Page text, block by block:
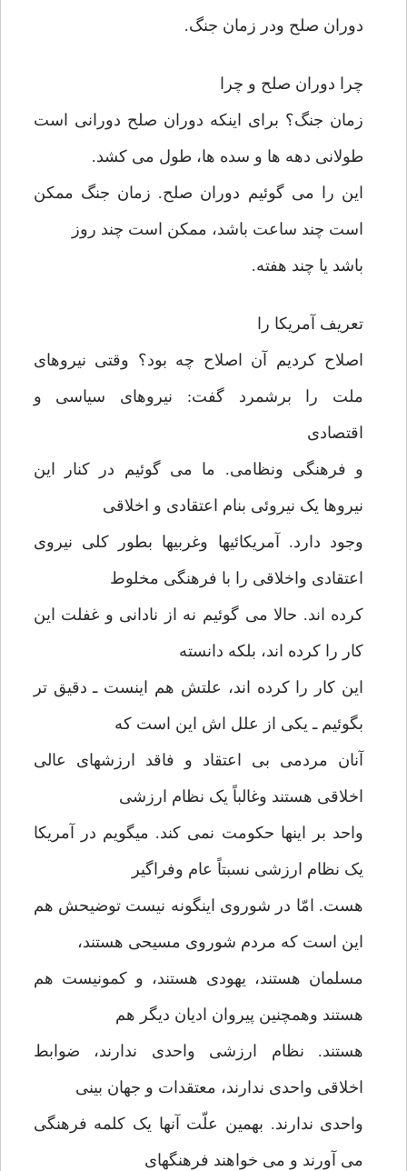
دوران صلح ودر زمان جنگ.
چرا دوران صلح و چرا
زمان جنگ؟ برای اینکه دوران صلح دورانی است
طولانی دهه ها و سده ها، طول می کشد.
این را می گوئیم دوران صلح. زمان جنگ ممکن
است چند ساعت باشد، ممکن است چند روز
باشد یا چند هفته.
تعریف آمریکا را
اصلاح کردیم آن اصلاح چه بود؟ وقتی نیروهای
ملت را برشمرد گفت: نیروهای سیاسی و
اقتصادی
و فرهنگی ونظامی. ما می گوئیم در کنار این
نیروها یک نیروئی بنام اعتقادی و اخلاقی
وجود دارد. آمریکائیها وغربیها بطور کلی نیروی
اعتقادی واخلاقی را با فرهنگی مخلوط
کرده اند. حالا می گوئیم نه از نادانی و غفلت این
کار را کرده اند، بلکه دانسته
این کار را کرده اند، علتش هم اینست ـ دقیق تر
بگوئیم ـ یکی از علل اش این است که
آنان مردمی بی اعتقاد و فاقد ارزشهای عالی
اخلاقی هستند وغالباً یک نظام ارزشی
واحد بر اینها حکومت نمی کند. میگویم در آمریکا
یک نظام ارزشی نسبتاً عام وفراگیر
هست. امّا در شوروی اینگونه نیست توضیحش هم
این است که مردم شوروی مسیحی هستند،
مسلمان هستند، یهودی هستند، و کمونیست هم
هستند وهمچنین پیروان ادیان دیگر هم
هستند. نظام ارزشی واحدی ندارند، ضوابط
اخلاقی واحدی ندارند، معتقدات و جهان بینی
واحدی ندارند. بهمین علّت آنها یک کلمه فرهنگی
می آورند و می خواهند فرهنگهای